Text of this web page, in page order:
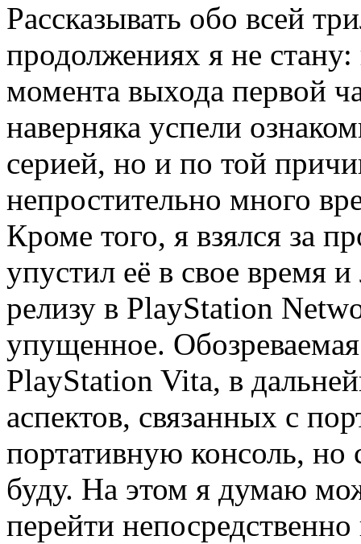
Рассказывать обо всей
продолжениях я не стану:
момента выхода первой
наверняка успели
серией, но и по той
непростительно много
Кроме того, я взялся за
упустил её в свое время
релизу в PlayStation
упущенное.
PlayStation Vita, в
аспектов, связанных с
портативную консоль, но
буду. На этом я думаю
перейти